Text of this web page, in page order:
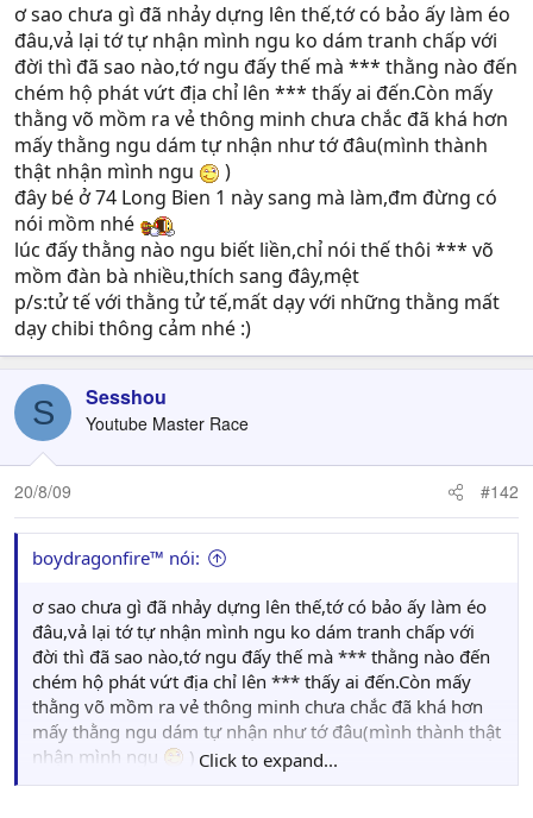
ơ sao chưa gì đã nhảy dựng lên thế,tớ có bảo ấy làm éo
đâu,vả lại tớ tự nhận mình ngu ko dám tranh chấp với
đời thì đã sao nào,tớ ngu đấy thế mà *** thằng nào đến
chém hộ phát vứt địa chỉ lên *** thấy ai đến.Còn mấy
thằng võ mồm ra vẻ thông minh chưa chắc đã khá hơn
mấy thằng ngu dám tự nhận như tớ đâu(mình thành
thật nhận mình ngu
)
đây bé ở 74 Long Bien 1 này sang mà làm,đm đừng có
nói mồm nhé
lúc đấy thằng nào ngu biết liền,chỉ nói thế thôi *** võ
mồm đàn bà nhiều,thích sang đây,mệt
p/s:tử tế với thằng tử tế,mất dạy với những thằng mất
dạy chibi thông cảm nhé :)
S Sesshou
Youtube Master Race
20/8/09 #142
boydragonfire™ nói:
ơ sao chưa gì đã nhảy dựng lên thế,tớ có bảo ấy làm éo
đâu,vả lại tớ tự nhận mình ngu ko dám tranh chấp với
đời thì đã sao nào,tớ ngu đấy thế mà *** thằng nào đến
chém hộ phát vứt địa chỉ lên *** thấy ai đến.Còn mấy
thằng võ mồm ra vẻ thông minh chưa chắc đã khá hơn
mấy thằng ngu dám tự nhận như tớ đâu(mình thành thật
nhận mình ngu
)
đây bé ở 74 Long Bien 1 này sang mà làm,đm đừng có
Click to expand...